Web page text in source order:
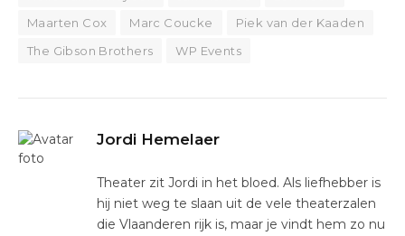
Maarten Cox
Marc Coucke
Piek van der Kaaden
The Gibson Brothers
WP Events
Jordi Hemelaer
Theater zit Jordi in het bloed. Als liefhebber is
hij niet weg te slaan uit de vele theaterzalen
die Vlaanderen rijk is, maar je vindt hem zo nu